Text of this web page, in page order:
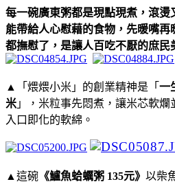
每一碗廣東粥都是現點現煮，滾
能帶給人心慰藉的食物，先暖嘴
都撫慰了，是讓人百吃不厭的庶民
▲「煨煨小米」的創業精神是「 一
米 」，米粒事先悶煮，讓米芯軟爛
入口即化的軟綿。
▲這碗 《鱸魚蛤蠣粥 135元》 以柴